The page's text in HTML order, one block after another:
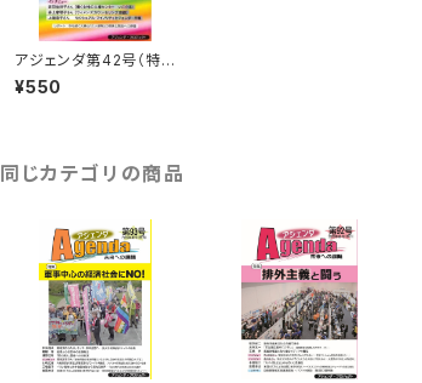
アジェンダ第42号（特
集：ジェンダー平等はど
こまで進んだか）
¥550
同じカテゴリの商品